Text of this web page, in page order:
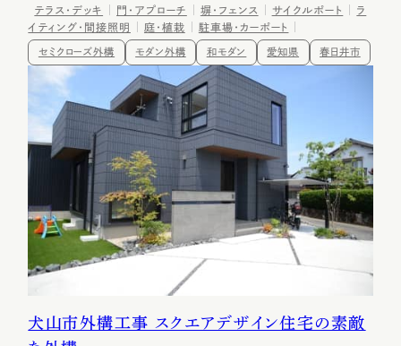
テラス・デッキ 門・アプローチ 塀・フェンス サイクルポート
ラ
イティング・間接照明
庭・植栽 駐車場・カーポート
セミクローズ外構 モダン外構 和モダン 愛知県 春日井市
犬山市外構工事 スクエアデザイン住宅の素敵